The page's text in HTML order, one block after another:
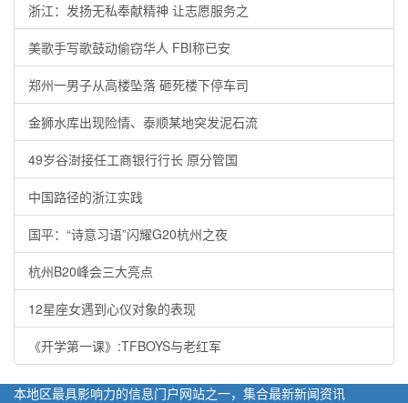
浙江：发扬无私奉献精神 让志愿服务之
美歌手写歌鼓动偷窃华人 FBI称已安
郑州一男子从高楼坠落 砸死楼下停车司
金狮水库出现险情、泰顺某地突发泥石流
49岁谷澍接任工商银行行长 原分管国
中国路径的浙江实践
国平：“诗意习语”闪耀G20杭州之夜
杭州B20峰会三大亮点
12星座女遇到心仪对象的表现
《开学第一课》:TFBOYS与老红军
本地区最具影响力的信息门户网站之一，集合最新新闻资讯